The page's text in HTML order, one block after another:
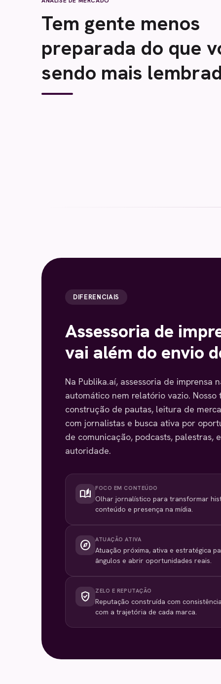
Tem gente menos
preparada do que
sendo mais
DIFERENCIAIS
Assessoria de
vai além do envio
Na Publika.aí, assessoria de imprensa
automático nem relatório vazio.
construção de pautas, leitura de
com jornalistas e busca ativa por
de comunicação, podcasts, palestras,
autoridade.
auto_stories FOCO EM CONTEÚDO
Olhar jornalístico para transformar
conteúdo e presença na mídia.
explore ATUAÇÃO ATIVA
Atuação próxima, ativa e estratégica
ângulos e abrir oportunidades reais.
verified_user ZELO E REPUTAÇÃO
Reputação construída com
com a trajetória de cada marca.